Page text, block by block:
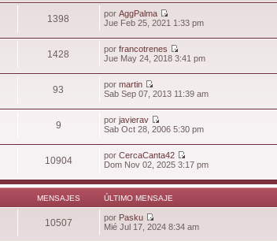
1398 porAggPalma
Jue Feb 25, 2021 1:33 pm
1428 porfrancotrenes
Jue May 24, 2018 3:41 pm
93 pormartin
Sab Sep 07, 2013 11:39 am
9 porjavierav
Sab Oct 28, 2006 5:30 pm
10904 porCercaCanta42
Dom Nov 02, 2025 3:17 pm
MENSAJES ÚLTIMO MENSAJE
10507 por Pasku
Mié Jul 17, 2024 8:34 am